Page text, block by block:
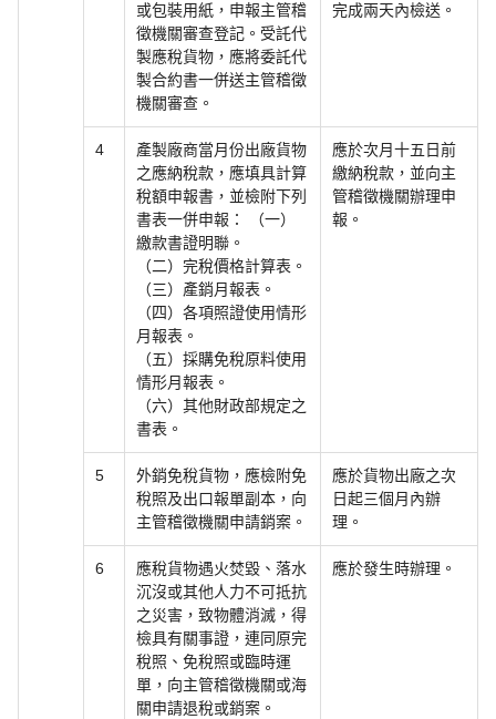
或包裝用紙，申報主管稽
徵機關審查登記。受託代
製應稅貨物，應將委託代
製合約書一併送主管稽徵
機關審查。
完成兩天內檢送。
4
產製廠商當月份出廠貨物
之應納稅款，應填具計算
稅額申報書，並檢附下列
書表一併申報： （一）
繳款書證明聯。
（二）完稅價格計算表。
（三）產銷月報表。
（四）各項照證使用情形
月報表。
（五）採購免稅原料使用
情形月報表。
（六）其他財政部規定之
書表。
應於次月十五日前
繳納稅款，並向主
管稽徵機關辦理申
報。
5
外銷免稅貨物，應檢附免
稅照及出口報單副本，向
主管稽徵機關申請銷案。
應於貨物出廠之次
日起三個月內辦
理。
6
應稅貨物遇火焚毀、落水
沉沒或其他人力不可抵抗
之災害，致物體消滅，得
檢具有關事證，連同原完
稅照、免稅照或臨時運
單，向主管稽徵機關或海
關申請退稅或銷案。
應於發生時辦理。